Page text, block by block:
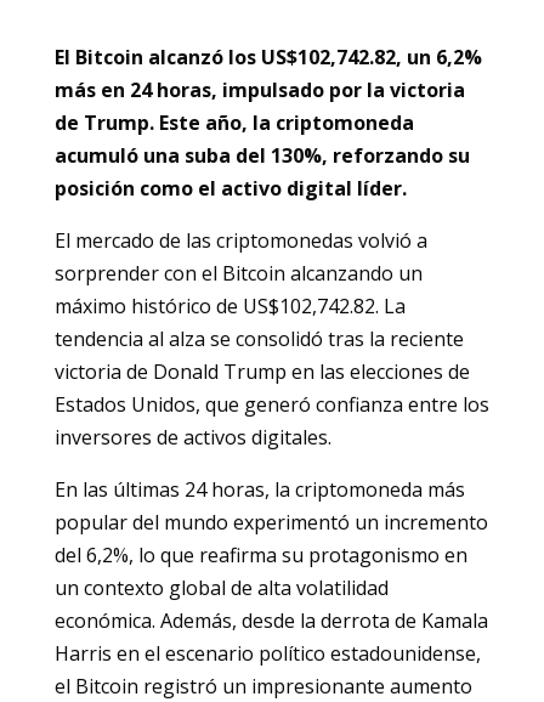
El Bitcoin alcanzó los US$102,742.82, un 6,2%
más en 24 horas, impulsado por la victoria
de Trump. Este año, la criptomoneda
acumuló una suba del 130%, reforzando su
posición como el activo digital líder.
El mercado de las criptomonedas volvió a
sorprender con el Bitcoin alcanzando un
máximo histórico de US$102,742.82. La
tendencia al alza se consolidó tras la reciente
victoria de Donald Trump en las elecciones de
Estados Unidos, que generó confianza entre los
inversores de activos digitales.
En las últimas 24 horas, la criptomoneda más
popular del mundo experimentó un incremento
del 6,2%, lo que reafirma su protagonismo en
un contexto global de alta volatilidad
económica. Además, desde la derrota de Kamala
Harris en el escenario político estadounidense,
el Bitcoin registró un impresionante aumento